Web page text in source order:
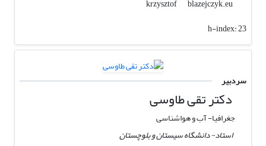
krzysztof
blazejczyk.eu
h-index:23
سردبیر
دکتر تقی طاوسی
جغرافیا- آب و هواشناسی
استاد- دانشگاه سیستان و بلوچستان